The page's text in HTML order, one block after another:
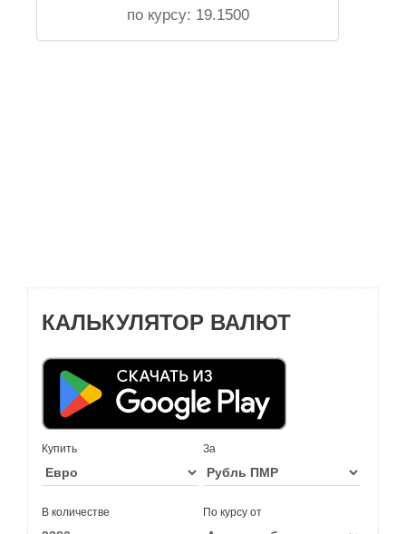
по курсу: 19.1500
КАЛЬКУЛЯТОР ВАЛЮТ
Купить За
В количестве По курсу от